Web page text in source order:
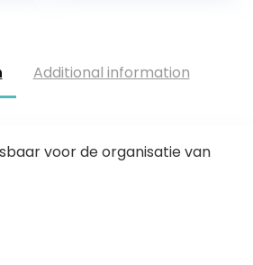
Additional information
voor de organisatie van